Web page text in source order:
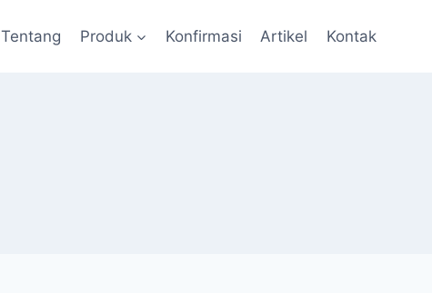
Tentang Produk Konfirmasi Artikel Kontak